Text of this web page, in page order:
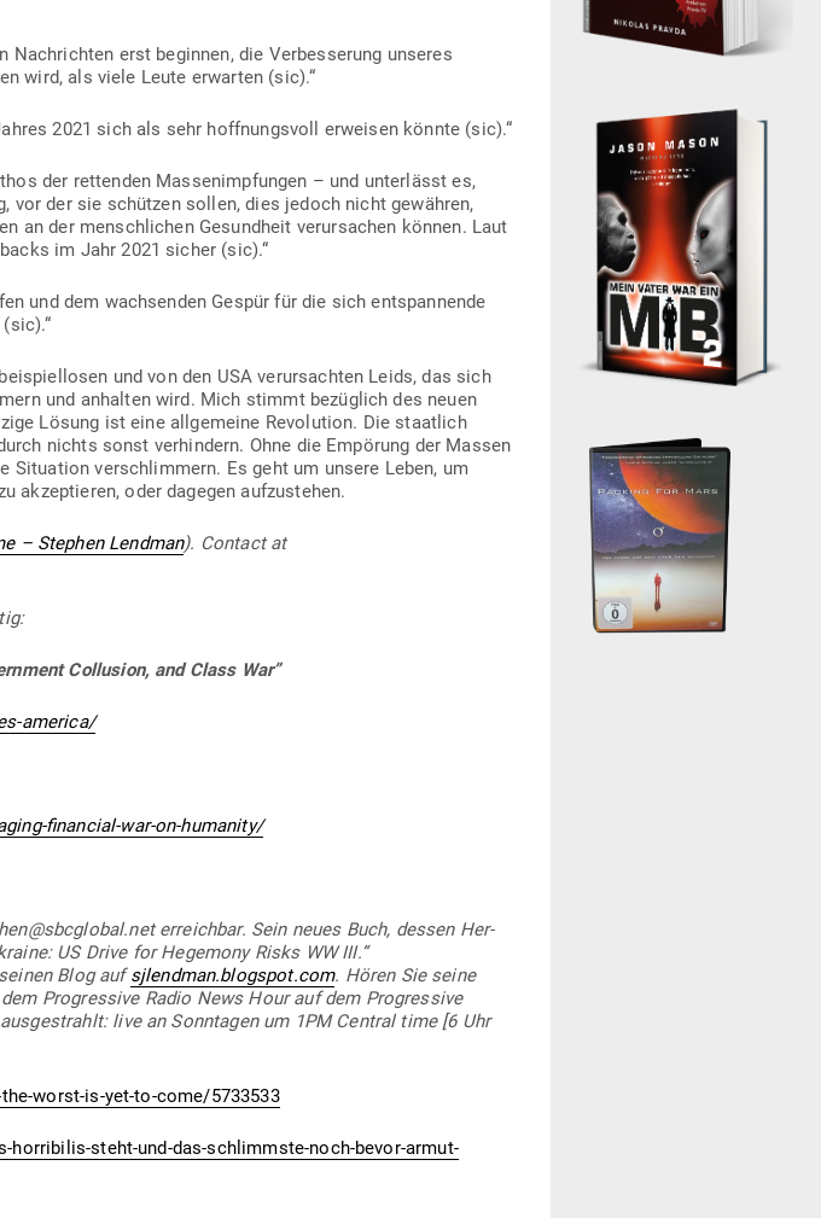
Nach­richten erst beginnen, die Ver­bes­serung unseres
wird, als viele Leute erwarten (sic).“
2021 sich als sehr hoff­nungsvoll erweisen könnte (sic).“
der ret­tenden Mas­sen­imp­fungen – und unter­lässt es,
vor der sie schützen sollen, dies jedoch nicht gewähren,
an der mensch­lichen Gesundheit ver­ur­sachen können. Laut
im Jahr 2021 sicher (sic).“
und dem wach­senden Gespür für die sich ent­span­nende
und von den USA ver­ur­sachten Leids, das sich
und anhalten wird. Mich stimmt bezüglich des neuen
Lösung ist eine all­ge­meine Revo­lution. Die staatlich
nichts sonst ver­hindern. Ohne die Empörung der Massen
ver­schlimmern. Es geht um unsere Leben, um
akzep­tieren, oder dagegen aufzustehen.
– Stephen Lendman). Contact at
Col­lusion, and Class War”
america/
financial-war-on-humanity/
erreichbar. Sein neues Buch, dessen Her­
US Drive for Hegemony Risks WW III.“
Blog aufsjlendman.blogspot.com. Hören Sie seine
Pro­gressive Radio News Hour auf dem Pro­gressive
live an Sonn­tagen um 1PM Central time [6 Uhr
worst-is-yet-to-come/5733533
horribilis-steht-und-das-schlimmste-noch-bevor-armut-